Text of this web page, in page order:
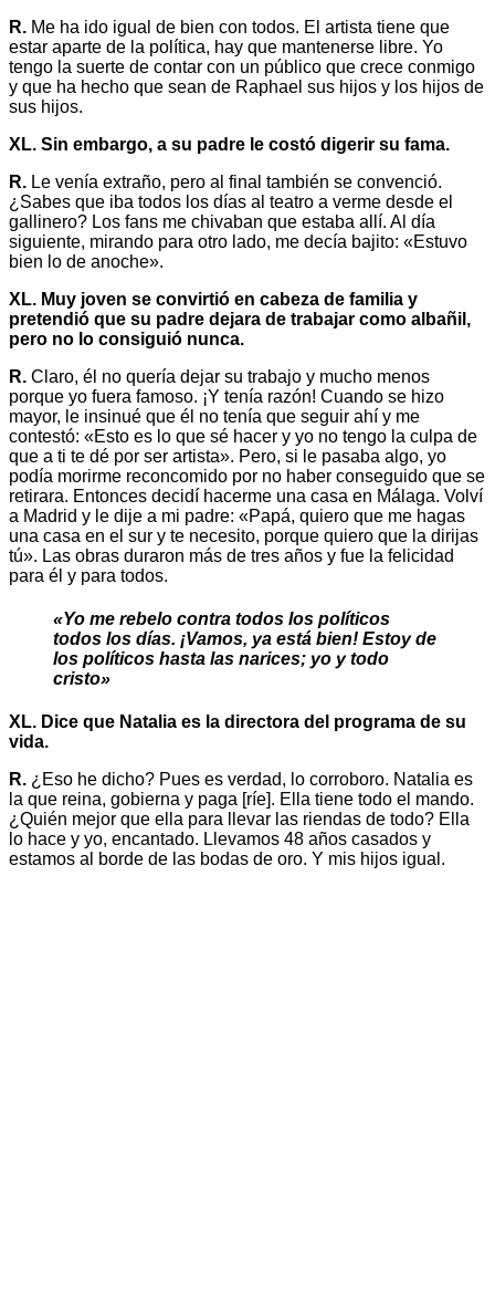
R. Me ha ido igual de bien con todos. El artista tiene que
estar aparte de la política, hay que mantenerse libre. Yo
tengo la suerte de contar con un público que crece conmigo
y que ha hecho que sean de Raphael sus hijos y los hijos de
sus hijos.
XL. Sin embargo, a su padre le costó digerir su fama.
R. Le venía extraño, pero al final también se convenció.
¿Sabes que iba todos los días al teatro a verme desde el
gallinero? Los fans me chivaban que estaba allí. Al día
siguiente, mirando para otro lado, me decía bajito: «Estuvo
bien lo de anoche».
XL. Muy joven se convirtió en cabeza de familia y
pretendió que su padre dejara de trabajar como albañil,
pero no lo consiguió nunca.
R. Claro, él no quería dejar su trabajo y mucho menos
porque yo fuera famoso. ¡Y tenía razón! Cuando se hizo
mayor, le insinué que él no tenía que seguir ahí y me
contestó: «Esto es lo que sé hacer y yo no tengo la culpa de
que a ti te dé por ser artista». Pero, si le pasaba algo, yo
podía morirme reconcomido por no haber conseguido que se
retirara. Entonces decidí hacerme una casa en Málaga. Volví
a Madrid y le dije a mi padre: «Papá, quiero que me hagas
una casa en el sur y te necesito, porque quiero que la dirijas
tú». Las obras duraron más de tres años y fue la felicidad
para él y para todos.
«Yo me rebelo contra todos los políticos
todos los días. ¡Vamos, ya está bien! Estoy de
los políticos hasta las narices; yo y todo
cristo»
XL. Dice que Natalia es la directora del programa de su
vida.
R. ¿Eso he dicho? Pues es verdad, lo corroboro. Natalia es
la que reina, gobierna y paga [ríe]. Ella tiene todo el mando.
¿Quién mejor que ella para llevar las riendas de todo? Ella
lo hace y yo, encantado. Llevamos 48 años casados y
estamos al borde de las bodas de oro. Y mis hijos igual.